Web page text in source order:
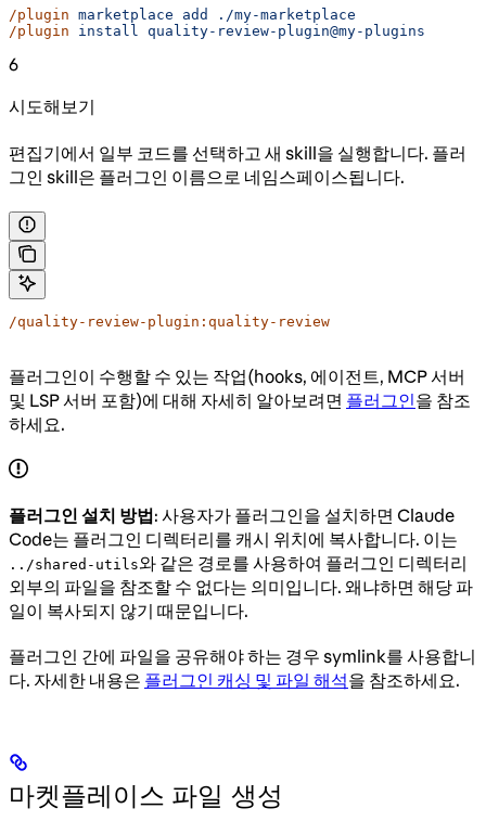
/plugin marketplace add
./my-marketplace
/plugin install quality-review-plugin@my-plugins
6
시도해보기
편집기에서 일부 코드를 선택하고 새 skill을 실행합니다. 플러
그인 skill은 플러그인 이름으로 네임스페이스됩니다.
/quality-review-plugin:quality-review
플러그인이 수행할 수 있는 작업(hooks, 에이전트, MCP 서버
및 LSP 서버 포함)에 대해 자세히 알아보려면 플러그인을 참조
하세요.
플러그인 설치 방법: 사용자가 플러그인을 설치하면 Claude
Code는 플러그인 디렉터리를 캐시 위치에 복사합니다. 이는
../shared-utils와 같은 경로를 사용하여 플러그인 디렉터리
외부의 파일을 참조할 수 없다는 의미입니다. 왜냐하면 해당 파
일이 복사되지 않기 때문입니다.
플러그인 간에 파일을 공유해야 하는 경우 symlink를 사용합니
다. 자세한 내용은 플러그인 캐싱 및 파일 해석을 참조하세요.
마켓플레이스 파일 생성